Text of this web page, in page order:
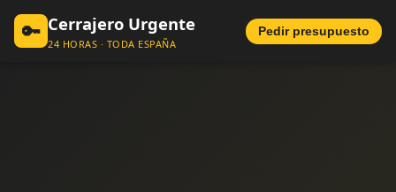
🔑 Cerrajero Urgente
24 HORAS · TODA ESPAÑA
Pedir presupuesto